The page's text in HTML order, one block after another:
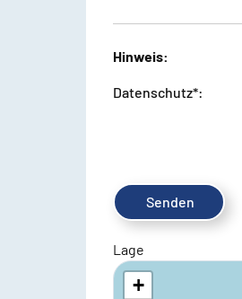
Dieses Feld ist nur
Hinweis:
Datenschutz*:
Lage
+